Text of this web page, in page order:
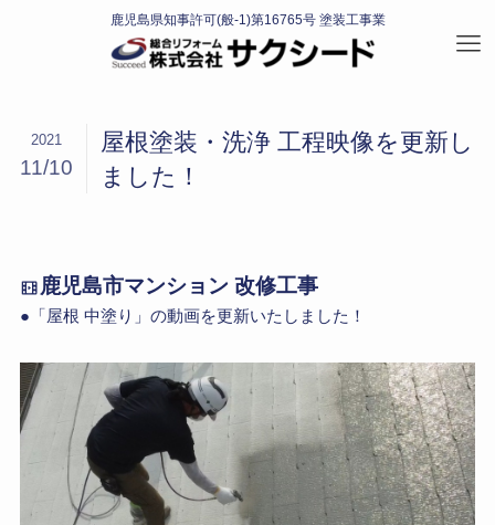
屋根塗装・洗浄 工程映像を更新し
ました！
2021
11/10
鹿児島市マンション 改修工事
●「屋根 中塗り」の動画を更新いたしました！